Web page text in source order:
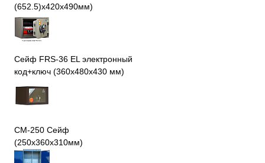
(652.5)x420x490мм)
Сейф FRS-36 EL электронный
код+ключ (360x480x430 мм)
СМ-250 Сейф
(250х360х310мм)